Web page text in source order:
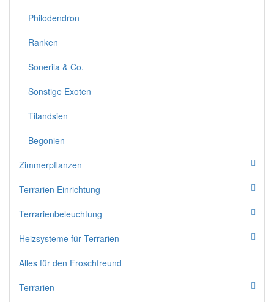
Philodendron
Ranken
Sonerila & Co.
Sonstige Exoten
Tilandsien
Begonien
Zimmerpflanzen
Terrarien Einrichtung
Terrarienbeleuchtung
Heizsysteme für Terrarien
Alles für den Froschfreund
Terrarien